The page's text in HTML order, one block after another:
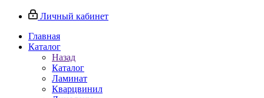
Личный кабинет
Главная
Каталог
Назад
Каталог
Ламинат
Кварцвинил